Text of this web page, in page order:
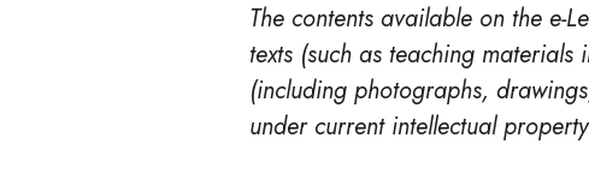
The contents available on the
texts (such as teaching
(including photographs,
under current intellectual